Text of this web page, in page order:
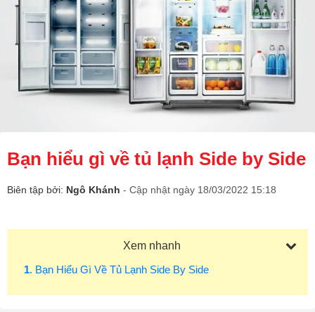
Bạn hiểu gì về tủ lạnh Side by Side
Biên tập bởi: Ngô Khánh - Cập nhật ngày 18/03/2022 15:18
Xem nhanh
1. Bạn Hiểu Gì Về Tủ Lạnh Side By Side